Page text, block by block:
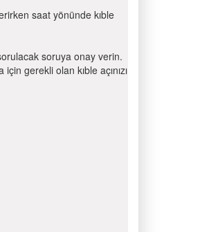
saat yönünde kıble
soruya onay verin.
gerekli olan kıble açınızı